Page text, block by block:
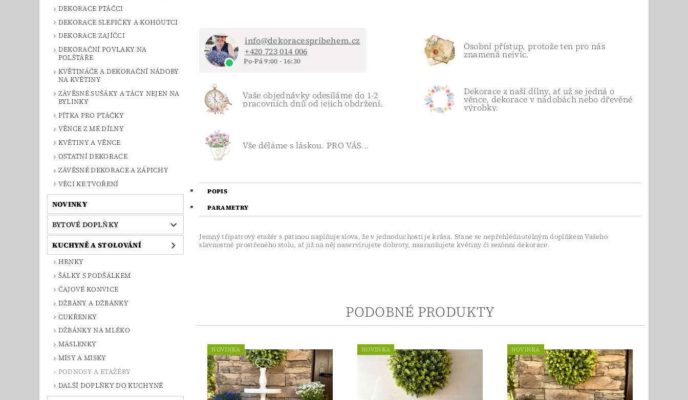
DEKORACE PTÁČCI
DEKORACE SLEPIČKY A KOHOUTCI
DEKORACE ZAJÍČCI
DEKORAČNÍ POVLAKY NA
POLŠTÁŘE
KVĚTINÁČE A DEKORAČNÍ NÁDOBY
NA KVĚTINY
ZÁVĚSNÉ SUŠÁKY A TÁCY NEJEN NA
BYLINKY
PÍTKA PRO PTÁČKY
VĚNCE Z MÉ DÍLNY
KVĚTINY A VĚNCE
OSTATNÍ DEKORACE
ZÁVĚSNÉ DEKORACE A ZÁPICHY
VĚCI KE TVOŘENÍ
NOVINKY
BYTOVÉ DOPLŇKY
KUCHYNĚ A STOLOVÁNÍ
HRNKY
ŠÁLKY S PODŠÁLKEM
ČAJOVÉ KONVICE
DŽBÁNY A DŽBÁNKY
CUKŘENKY
DŽBÁNKY NA MLÉKO
MÁSLENKY
MÍSY A MISKY
PODNOSY A ETAŽÉRY
DALŠÍ DOPLŇKY DO KUCHYNĚ
info@dekoracespribehem.cz
+420 723 014 006
Po-Pá 9:00 - 16:30
Osobní přístup, protože ten pro nás
znamená nejvíc.
Vaše objednávky odesíláme do 1-2
pracovních dnů od jejich obdržení.
Dekorace z naší dílny, ať už se jedná o
věnce, dekorace v nádobách nebo dřevěné
výrobky.
Vše děláme s láskou. PRO VÁS...
POPIS
PARAMETRY
Jemný třípatrový etažér s patinou naplňuje slova, že v jednoduchosti je krása. Stane se nepřehlédnutelným doplňkem Vašeho
slavnostně prostřeného stolu, ať již na něj naservírujete dobroty, naaranžujete květiny či sezónní dekorace.
PODOBNÉ PRODUKTY
NOVINKA NOVINKA NOVINKA